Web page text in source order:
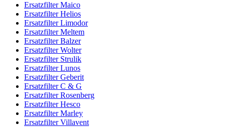
Ersatzfilter Maico
Ersatzfilter Helios
Ersatzfilter Limodor
Ersatzfilter Meltem
Ersatzfilter Balzer
Ersatzfilter Wolter
Ersatzfilter Strulik
Ersatzfilter Lunos
Ersatzfilter Geberit
Ersatzfilter C & G
Ersatzfilter Rosenberg
Ersatzfilter Hesco
Ersatzfilter Marley
Ersatzfilter Villavent